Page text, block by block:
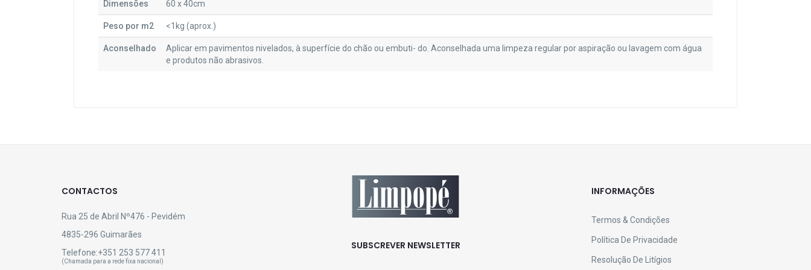
Dimensões 60 x 40cm
Peso por m2 <1kg (aprox.)
Aconselhado
Aplicar em pavimentos nivelados, à superfície do chão ou embuti- do. Aconselhada uma limpeza regular por aspiração ou lavagem com água
e produtos não abrasivos.
CONTACTOS
Rua 25 de Abril Nº476 - Pevidém
4835-296 Guimarães
Telefone:+351 253 577 411
(Chamada para a rede fixa nacional)
SUBSCREVER NEWSLETTER
INFORMAÇÕES
Termos & Condições
Política De Privacidade
Resolução De Litígios